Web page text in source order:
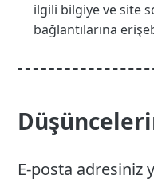
ilgili bilgiye ve site
bağlantılarına
E-posta adresiniz